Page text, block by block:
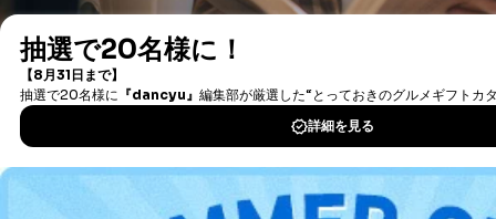
タダ読み/まるごと１冊とは？